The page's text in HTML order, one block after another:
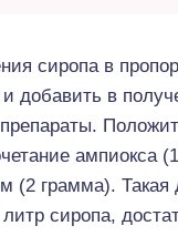
сиропа в
и добавить в
ампиокса
(2 грамма). Такая
сиропа,